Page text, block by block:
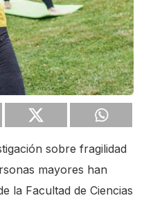
sobre fragilidad
mayores han
la Facultad de Ciencias